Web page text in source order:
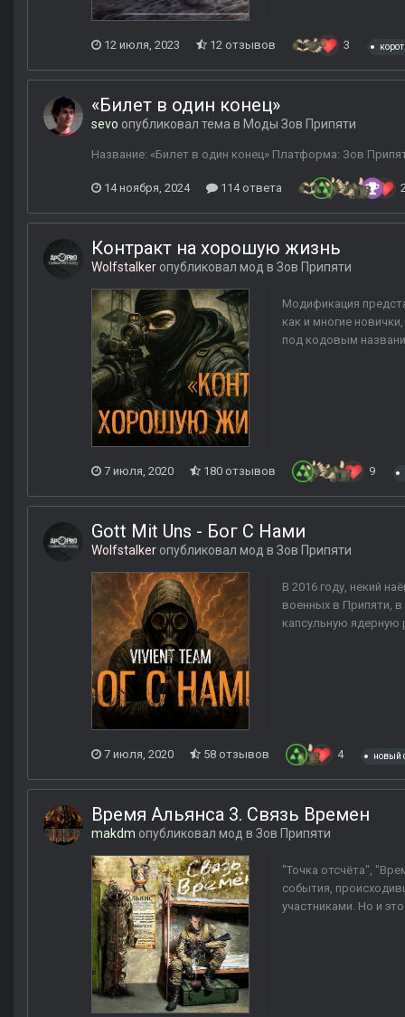
12 июля, 2023 12 отзывов 3
«Билет в один конец»
sevo опубликовал тема в Моды Зов Припяти
Название: «Билет в один конец» Платформа: Зов
14 ноября, 2024 114 ответа
Контракт на хорошую жизнь
Wolfstalker опубликовал мод в Зов Припяти
Модификация
как и многие
под кодовым
7 июля, 2020 180 отзывов 9
Gott Mit Uns - Бог С Нами
Wolfstalker опубликовал мод в Зов Припяти
В 2016 году, некий
военных в Припяти,
капсульную ядерную
7 июля, 2020 58 отзывов 4 новый
Время Альянса 3. Связь Времен
makdm опубликовал мод в Зов Припяти
"Точка отсчёта",
события,
участниками. Но и